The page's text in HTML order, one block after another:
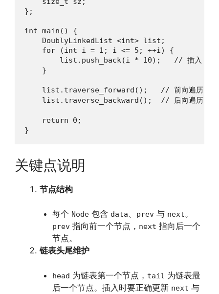
};
int main() {
    DoublyLinkedList <int> list;
    for (int i = 1; i <= 5; ++i) {
list.push_back(i * 10);   // 插入
    }
    list.traverse_forward();   // 前向遍历
    list.traverse_backward();  // 后向遍历
    return 0;
}
关键点说明
节点结构
每个 Node包含 data、 prev与 next。
prev指向前一个节点， next 指向后一个
节点。
链表头尾维护
head 为链表第一个节点， tail 为链表最
后一个节点。插入时要正确更新 next 与